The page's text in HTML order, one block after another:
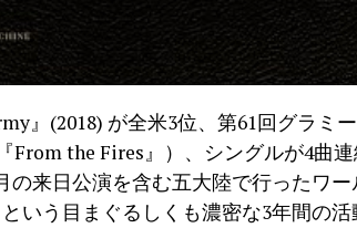
』(2018) が全米3位、第61回グラミ
From the Fires』）、シングルが4曲
の来日公演を含む五大陸で行ったワー
いう目まぐるしくも濃密な3年間の活